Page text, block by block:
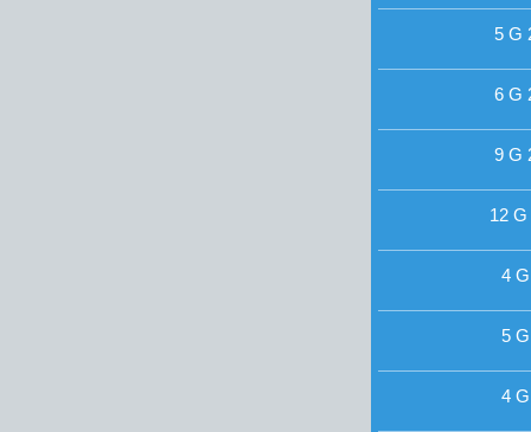
5 G
6 G
9 G
12
4
5
4